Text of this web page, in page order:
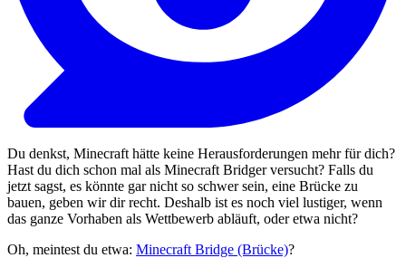
Du denkst, Minecraft hätte keine Herausforderungen mehr für dich?
Hast du dich schon mal als Minecraft Bridger versucht? Falls du
jetzt sagst, es könnte gar nicht so schwer sein, eine Brücke zu
bauen, geben wir dir recht. Deshalb ist es noch viel lustiger, wenn
das ganze Vorhaben als Wettbewerb abläuft, oder etwa nicht?
Oh, meintest du etwa: Minecraft Bridge (Brücke)?